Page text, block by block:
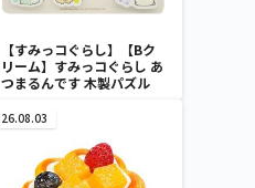
【すみっコぐらし】【Bク
リーム】すみっコぐらし あ
つまるんです 木製パズル
26.08.03